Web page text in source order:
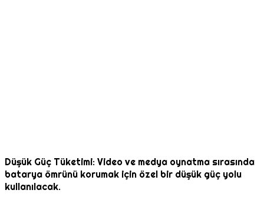
Düşük Güç Tüketimi: Video ve medya oynatma sırasında
batarya ömrünü korumak için özel bir düşük güç yolu
kullanılacak.